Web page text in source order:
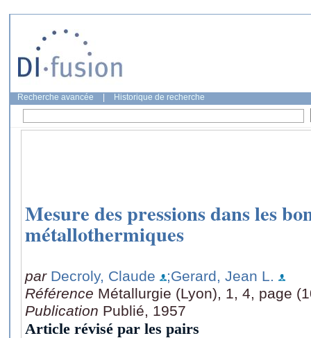
Recherche avancée Historique de recherche
Mesure des pressions dans les
métallothermiques
par Decroly, Claude
;Gerard, Jean L.
Référence Métallurgie (Lyon), 1, 4, page
Publication Publié, 1957
Article révisé par les pairs